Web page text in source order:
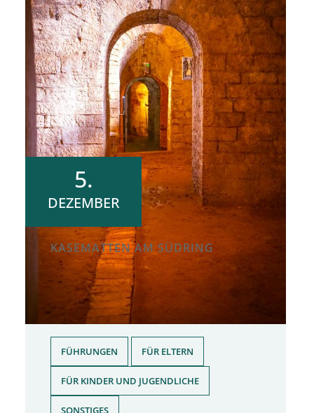
5.
DEZEMBER
KASEMATTEN AM SÜDRING
Samstag, 05.12.2026
15.30 Uhr
Familienführung in den
Kasematten
FÜHRUNGEN FÜR ELTERN
FÜR KINDER UND JUGENDLICHE
SONSTIGES